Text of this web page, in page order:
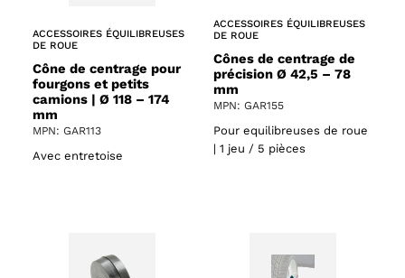
ACCESSOIRES ÉQUILIBREUSES
DE ROUE
Cône de centrage pour
fourgons et petits
camions | Ø 118 – 174
mm
MPN: GAR113
Avec entretoise
ACCESSOIRES ÉQUILIBREUSES
DE ROUE
Cônes de centrage de
précision Ø 42,5 – 78
mm
MPN: GAR155
Pour equilibreuses de roue
| 1 jeu / 5 pièces